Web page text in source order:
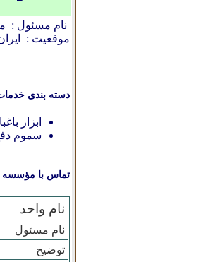
نام مسئول :
موقعیت :
دسته بندی
ابزار
سموم
تماس با مؤسسه
نام واحد
نام مسئول
توضیح